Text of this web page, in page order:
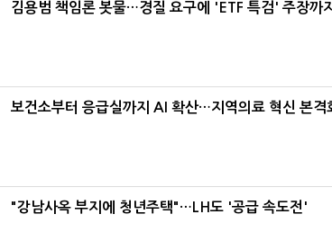
김용범 책임론 봇물…경질 요구에 'ETF 특검' 주장까지
보건소부터 응급실까지 AI 확산…지역의료 혁신 본격
"강남사옥 부지에 청년주택"…LH도 '공급 속도전'